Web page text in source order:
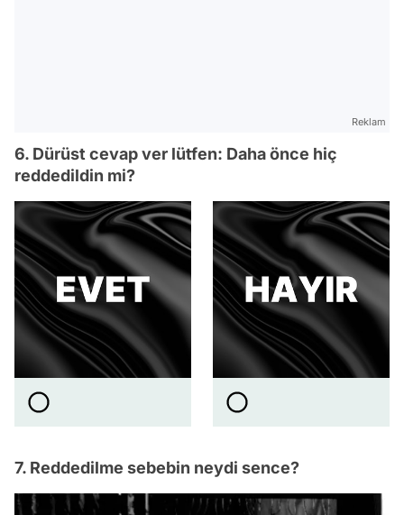
Reklam
6. Dürüst cevap ver lütfen: Daha önce hiç
reddedildin mi?
7. Reddedilme sebebin neydi sence?